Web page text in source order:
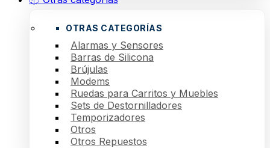
OTRAS CATEGORÍAS
Alarmas y Sensores
Barras de Silicona
Brújulas
Modems
Ruedas para Carritos y Muebles
Sets de Destornilladores
Temporizadores
Otros
Otros Repuestos